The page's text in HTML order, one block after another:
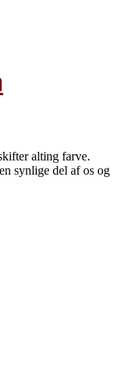
alting farve.
synlige del af os og